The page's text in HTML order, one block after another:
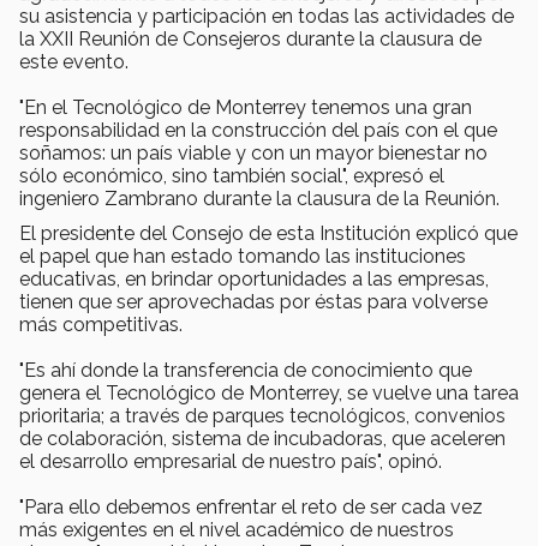
su asistencia y participación en todas las actividades de
la XXII Reunión de Consejeros durante la clausura de
este evento.
"En el Tecnológico de Monterrey tenemos una gran
responsabilidad en la construcción del país con el que
soñamos: un país viable y con un mayor bienestar no
sólo económico, sino también social", expresó el
ingeniero Zambrano durante la clausura de la Reunión.
El presidente del Consejo de esta Institución explicó que
el papel que han estado tomando las instituciones
educativas, en brindar oportunidades a las empresas,
tienen que ser aprovechadas por éstas para volverse
más competitivas.
"Es ahí donde la transferencia de conocimiento que
genera el Tecnológico de Monterrey, se vuelve una tarea
prioritaria; a través de parques tecnológicos, convenios
de colaboración, sistema de incubadoras, que aceleren
el desarrollo empresarial de nuestro país", opinó.
"Para ello debemos enfrentar el reto de ser cada vez
más exigentes en el nivel académico de nuestros